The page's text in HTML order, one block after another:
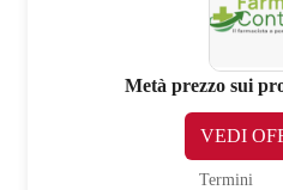
Metà prezzo sui
VEDI
Termini